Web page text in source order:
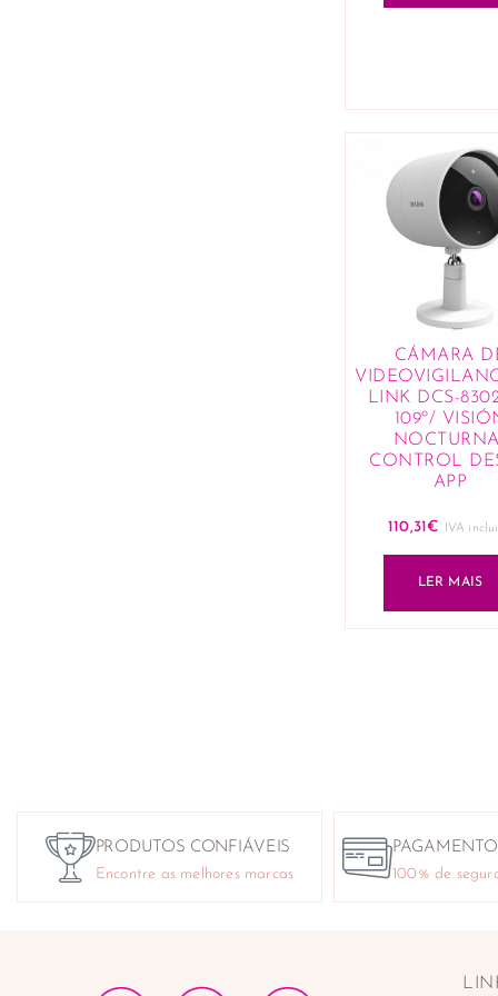
CÁMARA
LINK DCS-
109º/
CONTROL
APP
110,31€ IVA
LER MAIS
PRODUTOS CONFIÁVEIS
Encontre as melhores marcas
100% de